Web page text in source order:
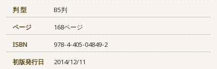
判 型
B5判
ページ
168ページ
ISBN
978-4-405-04849-2
初版発行日
2014/12/11